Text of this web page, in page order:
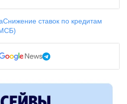
Снижение ставок по кредитам